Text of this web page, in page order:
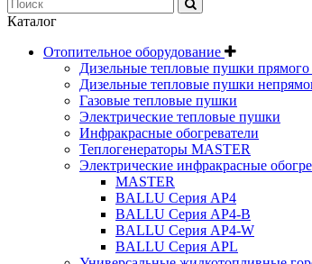
Каталог
Отопительное оборудование
Дизельные тепловые пушки прямого
Дизельные тепловые пушки
Газовые тепловые пушки
Электрические тепловые пушки
Инфракрасные обогреватели
Теплогенераторы MASTER
Электрические инфракрасные
MASTER
BALLU Серия AP4
BALLU Серия AP4-B
BALLU Серия AP4-W
BALLU Серия APL